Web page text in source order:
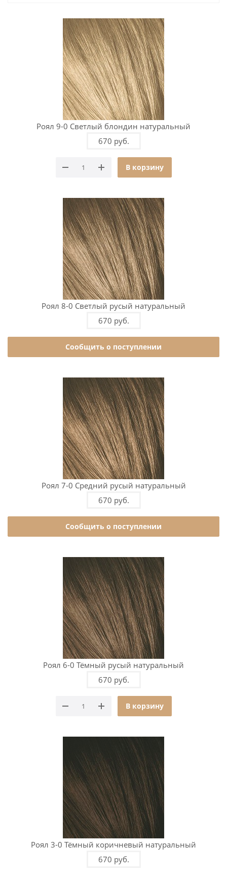
Роял 9-0 Светлый блондин натуральный
670 руб.
В корзину
Роял 8-0 Светлый русый натуральный
670 руб.
Сообщить о поступлении
Роял 7-0 Средний русый натуральный
670 руб.
Сообщить о поступлении
Роял 6-0 Тёмный русый натуральный
670 руб.
В корзину
Роял 3-0 Тёмный коричневый натуральный
670 руб.